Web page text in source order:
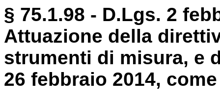
§ 75.1.98 - D.Lgs. 2
Attuazione della
strumenti di misura, e
26 febbraio 2014,